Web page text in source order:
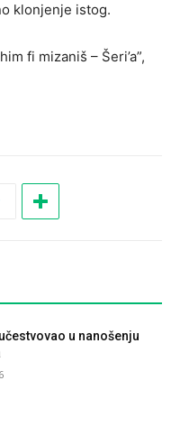
klonjenje istog.
fi mizaniš – Šeri’a”,
u nanošenju